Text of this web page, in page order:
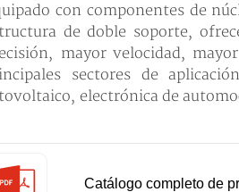
con componentes de
de doble soporte,
mayor velocidad,
sectores de
electrónica de
Catálogo completo de